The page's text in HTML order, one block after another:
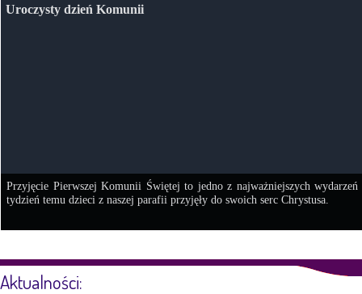
Uroczysty dzień Komunii
Przyjęcie Pierwszej Komunii Świętej to jedno z najważniejszych
tydzień temu dzieci z naszej parafii przyjęły do swoich serc Chrystusa.
Aktualności: